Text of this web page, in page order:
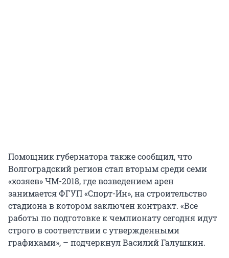
Помощник губернатора также сообщил, что
Волгоградский регион стал вторым среди семи
«хозяев» ЧМ-2018, где возведением арен
занимается ФГУП «Спорт-Ин», на строительство
стадиона в котором заключен контракт. «Все
работы по подготовке к чемпионату сегодня идут
строго в соответствии с утвержденными
графиками», – подчеркнул Василий Галушкин.